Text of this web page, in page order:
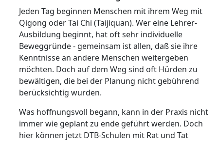
Jeden Tag beginnen Menschen mit ihrem Weg mit
Qigong oder Tai Chi (Taijiquan). Wer eine Lehrer-
Ausbildung beginnt, hat oft sehr individuelle
Beweggründe - gemeinsam ist allen, daß sie ihre
Kenntnisse an andere Menschen weitergeben
möchten. Doch auf dem Weg sind oft Hürden zu
bewältigen, die bei der Planung nicht gebührend
berücksichtig wurden.
Was hoffnungsvoll begann, kann in der Praxis nicht
immer wie geplant zu ende geführt werden. Doch
hier können jetzt DTB-Schulen mit Rat und Tat